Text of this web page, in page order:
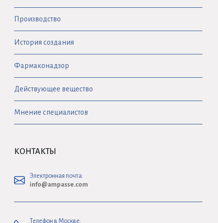
Производство
История создания
Фармаконадзор
Действующее вещество
Мнение специалистов
КОНТАКТЫ
Электронная почта:
info@ampasse.com
Телефон в Москве: